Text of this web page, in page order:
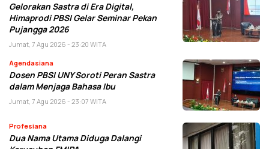
Gelorakan Sastra di Era Digital,
Himaprodi PBSI Gelar Seminar Pekan
Pujangga 2026
Jumat, 7 Agu 2026 - 23:20 WITA
Agendasiana
Dosen PBSI UNY Soroti Peran Sastra
dalam Menjaga Bahasa Ibu
Jumat, 7 Agu 2026 - 23:07 WITA
Profesiana
Dua Nama Utama Diduga Dalangi